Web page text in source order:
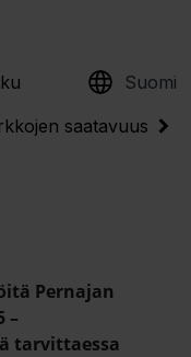
Suomi
English
saatavuus
Pernajan
–
tarvittaessa